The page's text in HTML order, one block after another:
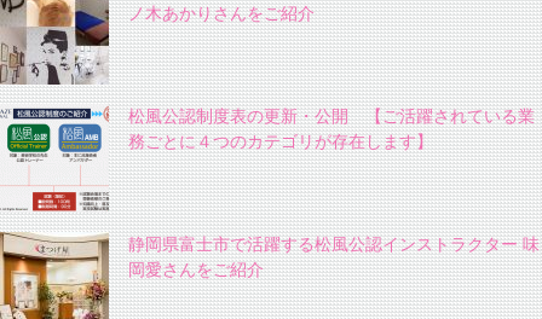
ノ木あかりさんをご紹介
松風公認制度表の更新・公開 【ご活躍されている業
務ごとに４つのカテゴリが存在します】
静岡県富士市で活躍する松風公認インストラクター 味
岡愛さんをご紹介